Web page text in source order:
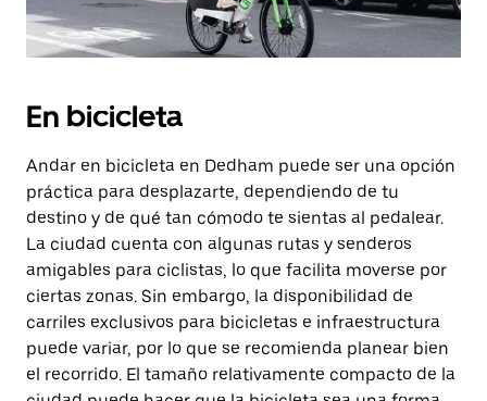
En bicicleta
Andar en bicicleta en Dedham puede ser una opción
práctica para desplazarte, dependiendo de tu
destino y de qué tan cómodo te sientas al pedalear.
La ciudad cuenta con algunas rutas y senderos
amigables para ciclistas, lo que facilita moverse por
ciertas zonas. Sin embargo, la disponibilidad de
carriles exclusivos para bicicletas e infraestructura
puede variar, por lo que se recomienda planear bien
el recorrido. El tamaño relativamente compacto de la